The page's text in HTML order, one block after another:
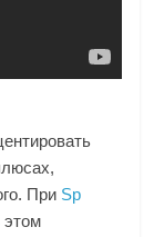
При Sp
этом